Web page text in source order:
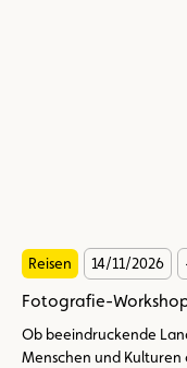
Reisen 14/11/2026
Fotografie-
Ob beeindruckende
Menschen und Kulturen